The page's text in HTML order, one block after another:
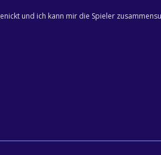
und ich kann mir die Spieler